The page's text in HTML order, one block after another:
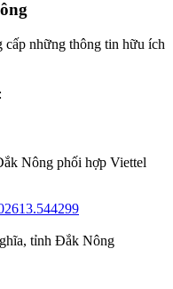
những thông tin hữu ích
Nông phối hợp Viettel
tỉnh Đắk Nông